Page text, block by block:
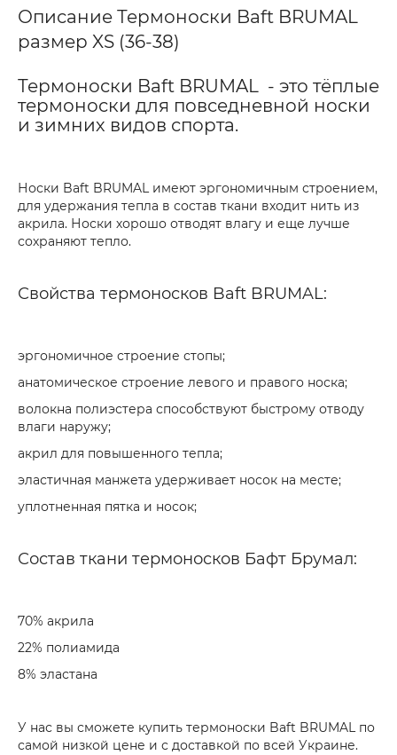
Описание Термоноски Baft BRUMAL
размер XS (36-38)
Термоноски Baft BRUMAL - это тёплые
термоноски для повседневной носки
и зимних видов спорта.
Носки Baft BRUMAL имеют эргономичным строением,
для удержания тепла в состав ткани входит нить из
акрила. Носки хорошо отводят влагу и еще лучше
сохраняют тепло.
Свойства термоносков Baft BRUMAL:
эргономичное строение стопы;
анатомическое строение левого и правого носка;
волокна полиэстера способствуют быстрому отводу
влаги наружу;
акрил для повышенного тепла;
эластичная манжета удерживает носок на месте;
уплотненная пятка и носок;
Состав ткани термоносков Бафт Брумал:
70% акрила
22% полиамида
8% эластана
У нас вы сможете купить термоноски Baft BRUMAL по
самой низкой цене и с доставкой по всей Украине.